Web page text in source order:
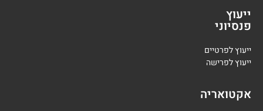
ייעוץ
פנסיוני
ייעוץ לפרטיים
ייעוץ לפרישה
אקטואריה